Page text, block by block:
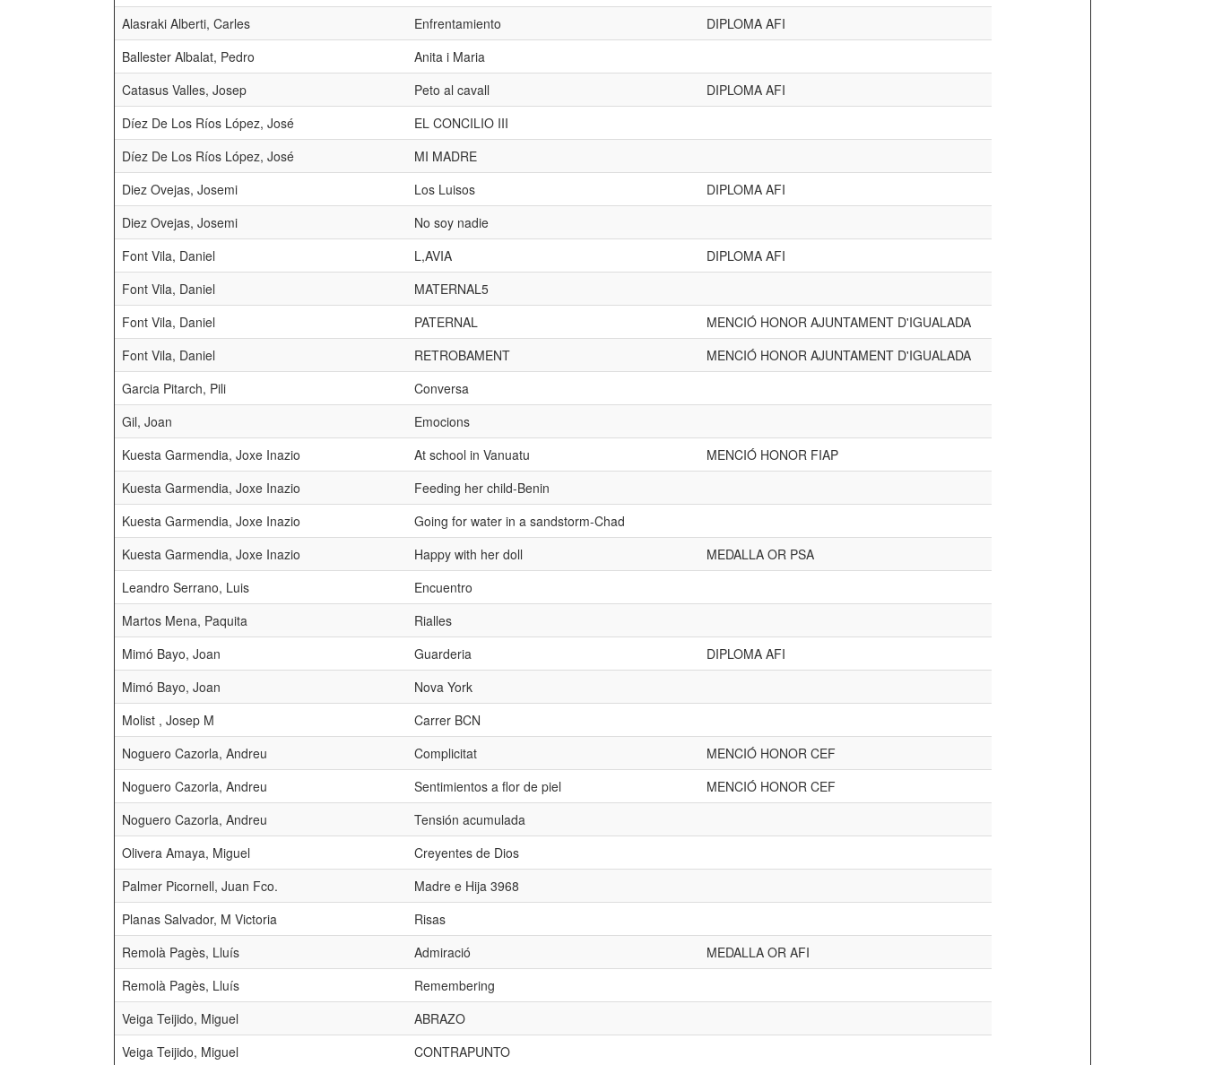
Alasraki Alberti, Carles
Enfrentamiento
DIPLOMA AFI
Ballester Albalat, Pedro
Anita i Maria
Catasus Valles, Josep
Peto al cavall
DIPLOMA AFI
Díez De Los Ríos López, José
EL CONCILIO III
Díez De Los Ríos López, José
MI MADRE
Diez Ovejas, Josemi
Los Luisos
DIPLOMA AFI
Diez Ovejas, Josemi
No soy nadie
Font Vila, Daniel
L,AVIA
DIPLOMA AFI
Font Vila, Daniel
MATERNAL5
Font Vila, Daniel
PATERNAL
MENCIÓ HONOR AJUNTAMENT D'IGUALADA
Font Vila, Daniel
RETROBAMENT
MENCIÓ HONOR AJUNTAMENT D'IGUALADA
Garcia Pitarch, Pili
Conversa
Gil, Joan
Emocions
Kuesta Garmendia, Joxe Inazio
At school in Vanuatu
MENCIÓ HONOR FIAP
Kuesta Garmendia, Joxe Inazio
Feeding her child-Benin
Kuesta Garmendia, Joxe Inazio
Going for water in a sandstorm-Chad
Kuesta Garmendia, Joxe Inazio
Happy with her doll
MEDALLA OR PSA
Leandro Serrano, Luis
Encuentro
Martos Mena, Paquita
Rialles
Mimó Bayo, Joan
Guarderia
DIPLOMA AFI
Mimó Bayo, Joan
Nova York
Molist , Josep M
Carrer BCN
Noguero Cazorla, Andreu
Complicitat
MENCIÓ HONOR CEF
Noguero Cazorla, Andreu
Sentimientos a flor de piel
MENCIÓ HONOR CEF
Noguero Cazorla, Andreu
Tensión acumulada
Olivera Amaya, Miguel
Creyentes de Dios
Palmer Picornell, Juan Fco.
Madre e Hija 3968
Planas Salvador, M Victoria
Risas
Remolà Pagès, Lluís
Admiració
MEDALLA OR AFI
Remolà Pagès, Lluís
Remembering
Veiga Teijido, Miguel
ABRAZO
Veiga Teijido, Miguel
CONTRAPUNTO